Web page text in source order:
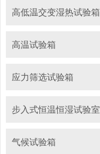
高低温交变湿热试验箱
高温试验箱
应力筛选试验箱
步入式恒温恒湿试验室
气候试验箱